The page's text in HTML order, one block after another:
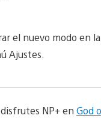
el nuevo modo en
Ajustes.
NP+ en God